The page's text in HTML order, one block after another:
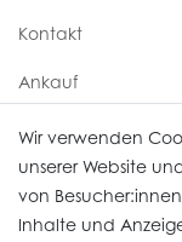
Kontakt
Ankauf
Uhren Service
Vertrag widerrufen
Wir verwenden
unserer Website
von Besucher:innen
Inhalte und